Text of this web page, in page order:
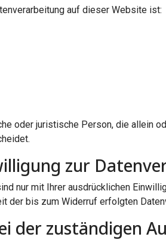
auf dieser Website ist:
oder juristische Person, die allein
zur
nur mit Ihrer ausdrücklichen
der bis zum Widerruf erfolgten
der zuständigen